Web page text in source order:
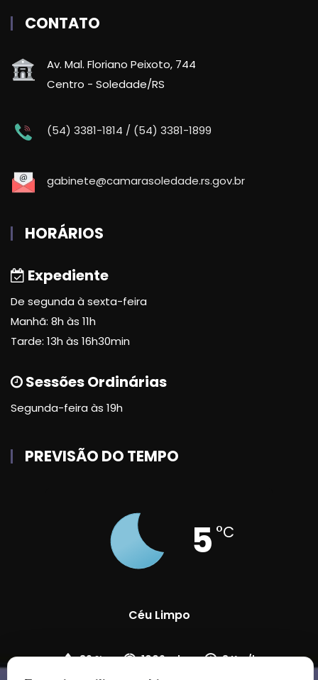
CONTATO
Av. Mal. Floriano Peixoto, 744
Centro - Soledade/RS
(54) 3381-1814 / (54) 3381-1899
gabinete@camarasoledade.rs.gov.br
HORÁRIOS
Expediente
De segunda à sexta-feira
Manhã: 8h às 11h
Tarde: 13h às 16h30min
Sessões Ordinárias
Segunda-feira às 19h
PREVISÃO DO TEMPO
5 °C
Céu Limpo
89 % 1009 mb 8 Km/h